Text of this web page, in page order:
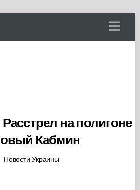
Menu
Расстрел на полигоне
Кабмин
Новости Украины